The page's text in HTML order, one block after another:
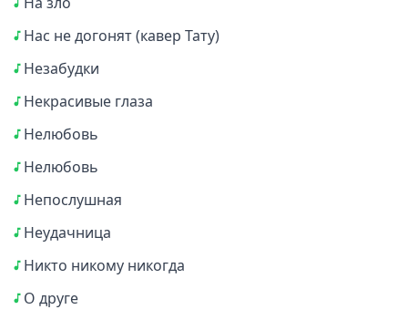
Нас не догонят (кавер Тату)
Незабудки
Некрасивые глаза
Нелюбовь
Нелюбовь
Непослушная
Неудачница
Никто никому никогда
О друге